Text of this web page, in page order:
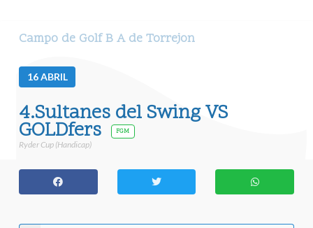
Campo de Golf B A de Torrejon
16ABRIL
4.Sultanes del Swing VS
GOLDfers FGM
Ryder Cup (Handicap)